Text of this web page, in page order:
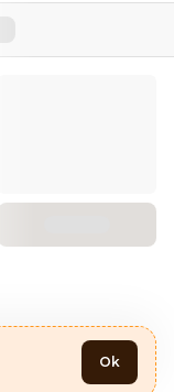
Ok